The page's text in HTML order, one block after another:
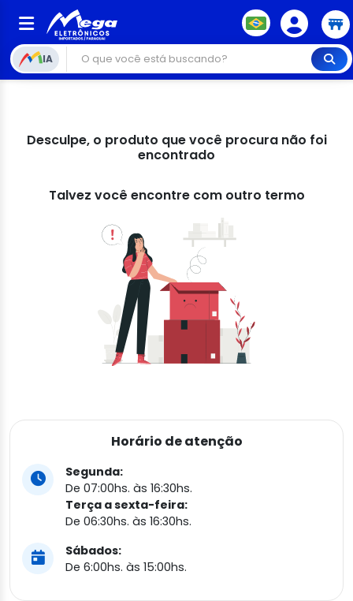
IA
Desculpe, o produto que você procura não foi
encontrado
Talvez você encontre com outro termo
Horário de atenção
Segunda:
De 07:00hs. às 16:30hs.
Terça a sexta-feira:
De 06:30hs. às 16:30hs.
Sábados:
De 6:00hs. às 15:00hs.